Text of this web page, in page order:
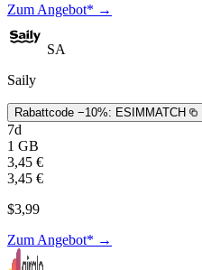
Zum Angebot* →
SA
Saily
Rabattcode −10%: ESIMMATCH
7d
1 GB
3,45 €
3,45 €
$3,99
Zum Angebot* →